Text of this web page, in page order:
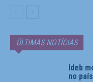
ÚLTIMAS NOTÍCIAS
Ideb
no país